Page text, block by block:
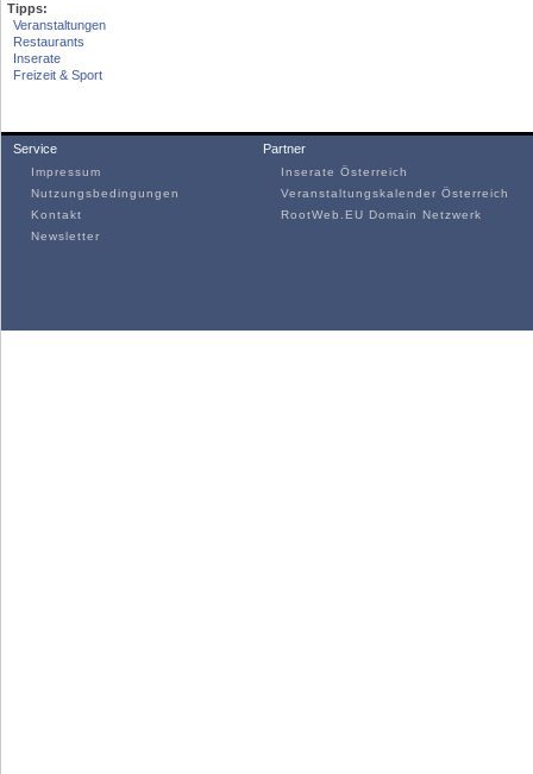
Tipps:
Veranstaltungen
Restaurants
Inserate
Freizeit & Sport
Service
Impressum
Nutzungsbedingungen
Kontakt
Newsletter
Partner
Inserate Österreich
Veranstaltungskalender Österreich
RootWeb.EU Domain Netzwerk